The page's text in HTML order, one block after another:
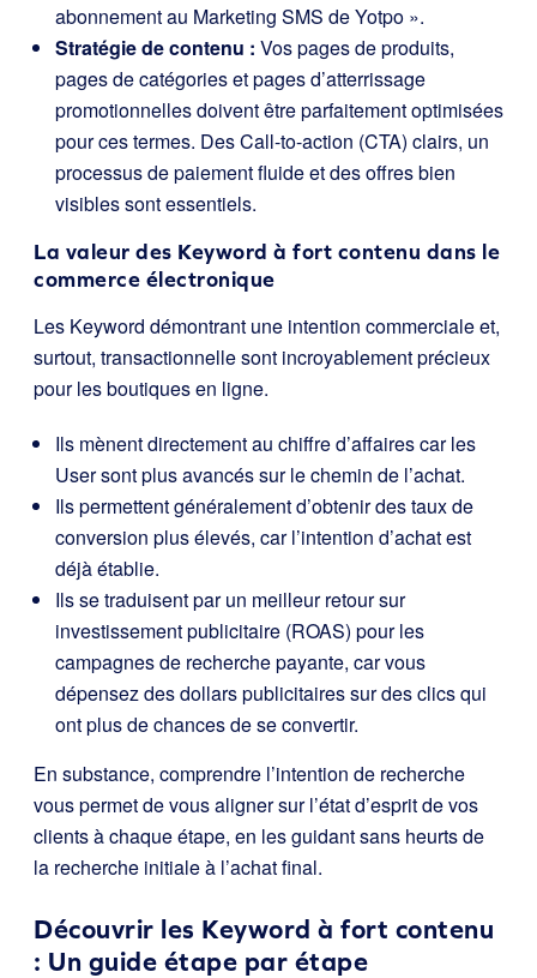
abonnement au Marketing SMS de Yotpo ».
Stratégie de contenu : Vos pages de produits,
pages de catégories et pages d’atterrissage
promotionnelles doivent être parfaitement optimisées
pour ces termes. Des Call-to-action (CTA) clairs, un
processus de paiement fluide et des offres bien
visibles sont essentiels.
La valeur des Keyword à fort contenu dans le
commerce électronique
Les Keyword démontrant une intention commerciale et,
surtout, transactionnelle sont incroyablement précieux
pour les boutiques en ligne.
Ils mènent directement au chiffre d’affaires car les
User sont plus avancés sur le chemin de l’achat.
Ils permettent généralement d’obtenir des taux de
conversion plus élevés, car l’intention d’achat est
déjà établie.
Ils se traduisent par un meilleur retour sur
investissement publicitaire (ROAS) pour les
campagnes de recherche payante, car vous
dépensez des dollars publicitaires sur des clics qui
ont plus de chances de se convertir.
En substance, comprendre l’intention de recherche
vous permet de vous aligner sur l’état d’esprit de vos
clients à chaque étape, en les guidant sans heurts de
la recherche initiale à l’achat final.
Découvrir les Keyword à fort contenu
: Un guide étape par étape